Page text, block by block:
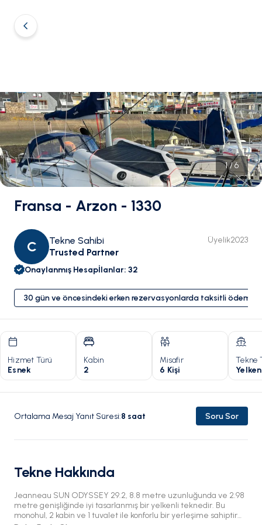
1/6
Fransa - Arzon - 1330
C
Tekne Sahibi
Trusted Partner
Üyelik2023
Onaylanmış Hesapİlanlar: 32
30 gün ve öncesindeki erken rezervasyonlarda taksitli ödeme
Hizmet Türü
Esnek
Kabin
2
Misafir
6 Kişi
Tekne
Ortalama Mesaj Yanıt Süresi:8 saat Soru Sor
Tekne Hakkında
Jeanneau SUN ODYSSEY 29.2, 8.8 metre uzunluğunda ve 2.98
metre genişliğinde iyi tasarlanmış bir yelkenli teknedir. Bu
monohul, 2 kabin ve 1 tuvalet ile konforlu bir yerleşime sahiptir